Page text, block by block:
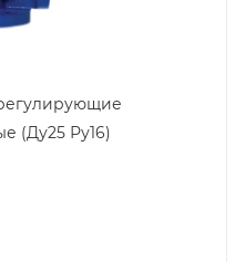
(Ду25 Ру16)